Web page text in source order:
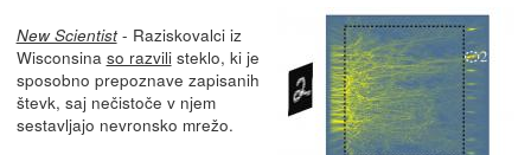
New Scientist- Raziskovalci iz
Wisconsina so razvilisteklo, ki je
sposobno prepoznave zapisanih
števk, saj nečistoče v njem
sestavljajo nevronsko mrežo.